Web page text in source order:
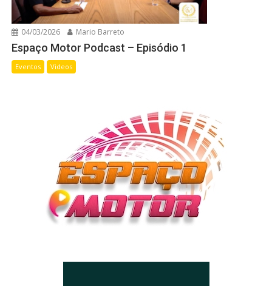
04/03/2026 Mario Barreto
Espaço Motor Podcast – Episódio 1
Eventos Videos